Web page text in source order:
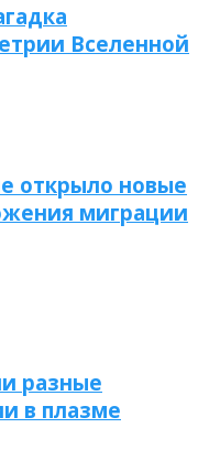
Вселенной
открыло новые
миграции
разные
в плазме